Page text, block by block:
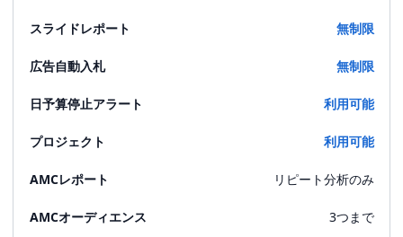
スライドレポート 無制限
広告自動入札 無制限
日予算停止アラート 利用可能
プロジェクト 利用可能
AMCレポート リピート分析のみ
AMCオーディエンス 3つまで